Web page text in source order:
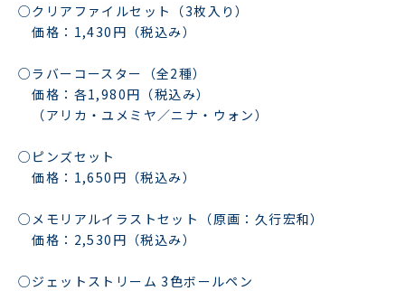
○クリアファイルセット（3枚入り）
価格：1,430円（税込み）
○ラバーコースター（全2種）
価格：各1,980円（税込み）
（アリカ・ユメミヤ／ニナ・ウォン）
○ピンズセット
価格：1,650円（税込み）
○メモリアルイラストセット（原画：久行宏和）
価格：2,530円（税込み）
○ジェットストリーム 3色ボールペン